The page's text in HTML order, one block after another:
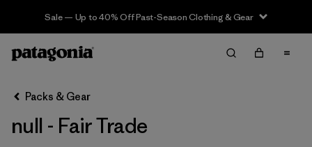
Sale — Up to 40% Off Past-Season Clothing & Gear
Filter & Sort Limpiar Todos
Ordenar Por
Packs & Gear
null - Fair Trade